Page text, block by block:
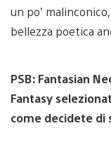
un po’
bellezza poetica
PSB: Fantasian
Fantasy
come decidete di